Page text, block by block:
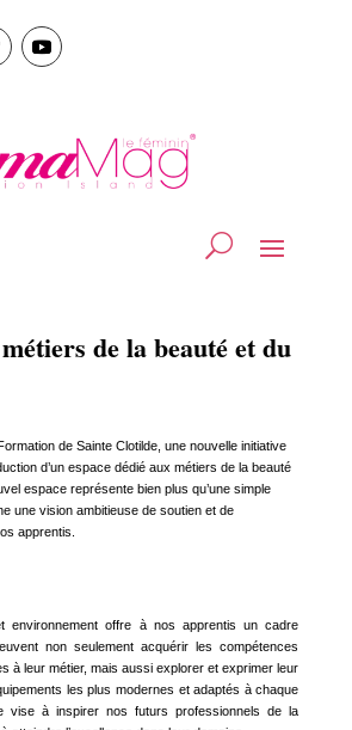
de la beauté et du
de Sainte Clotilde, une nouvelle initiative
d’un espace dédié aux métiers de la beauté
espace représente bien plus qu’une simple
une vision ambitieuse de soutien et de
apprentis.
environnement offre à nos apprentis un cadre
non seulement acquérir les compétences
à leur métier, mais aussi explorer et exprimer leur
les plus modernes et adaptés à chaque
vise à inspirer nos futurs professionnels de la